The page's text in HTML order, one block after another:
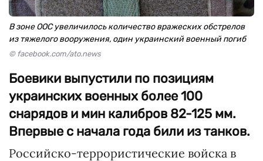
В зоне ООС увеличилось количество вражеских обстрелов
из тяжелого вооружения, один украинский военный погиб
© facebook.com/ato.news
Боевики выпустили по позициям
украинских военных более 100
снарядов и мин калибров 82-125 мм.
Впервые с начала года били из танков.
Российско-террористические войска в